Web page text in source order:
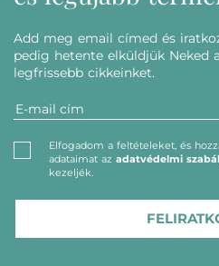
Add meg email címed és
pedig hetente elküldjük Neked
legfrissebb cikkeinket.
Elfogadom a feltételeket, és
adataimat az adatvédelmi
kezeljék.